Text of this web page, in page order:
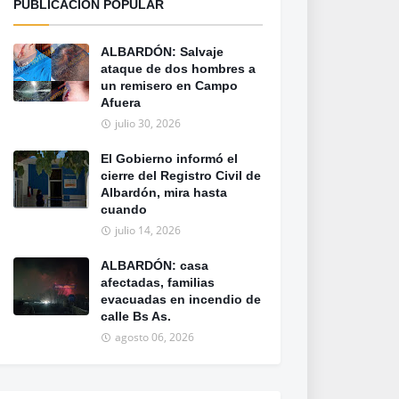
PUBLICACION POPULAR
ALBARDÓN: Salvaje
ataque de dos hombres a
un remisero en Campo
Afuera
julio 30, 2026
El Gobierno informó el
cierre del Registro Civil de
Albardón, mira hasta
cuando
julio 14, 2026
ALBARDÓN: casa
afectadas, familias
evacuadas en incendio de
calle Bs As.
agosto 06, 2026